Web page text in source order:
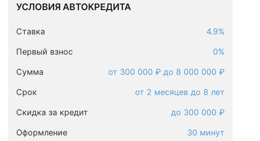
УСЛОВИЯ АВТОКРЕДИТА
Ставка
4.9%
Первый взнос
0%
Сумма
от 300 000 ₽ до 8 000 000 ₽
Срок
от 2 месяцев до 8 лет
Скидка за кредит
до 300 000 ₽
Оформление
30 минут